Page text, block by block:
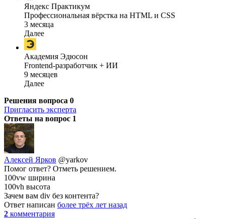
Яндекс Практикум
Профессиональная вёрстка на HTML и CSS
3 месяца
Далее
Академия Эдюсон
Frontend-разработчик + ИИ
9 месяцев
Далее
Решения вопроса 0
Пригласить эксперта
Ответы на вопрос 1
Алексей Ярков @yarkov
Помог ответ? Отметь решением.
100vw ширина
100vh высота
Зачем вам div без контента?
Ответ написан более трёх лет назад
2 комментария